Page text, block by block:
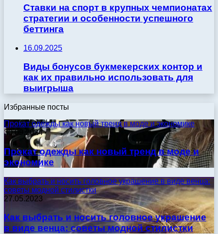
Ставки на спорт в крупных чемпионатах
стратегии и особенности успешного
беттинга
16.09.2025
Виды бонусов букмекерских контор и
как их правильно использовать для
выигрыша
Избранные посты
Прокат одежды как новый тренд в моде и экономике
30.09.2024
Прокат одежды как новый тренд в моде и
экономике
Как выбрать и носить головное украшение в виде венца:
советы модной стилистки
27.05.2023
Как выбрать и носить головное украшение
в виде венца: советы модной стилистки